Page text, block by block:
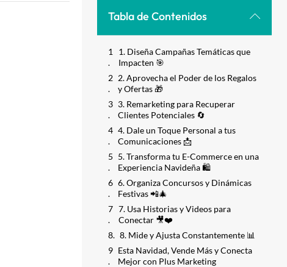
Tabla de Contenidos
1. Diseña Campañas Temáticas que
Impacten 🎯
2. Aprovecha el Poder de los Regalos
y Ofertas 🎁
3. Remarketing para Recuperar
Clientes Potenciales 🔄
4. Dale un Toque Personal a tus
Comunicaciones 📩
5. Transforma tu E-Commerce en una
Experiencia Navideña 🛍️
6. Organiza Concursos y Dinámicas
Festivas 📲🎄
7. Usa Historias y Videos para
Conectar 🎥❤️
8. Mide y Ajusta Constantemente 📊
Esta Navidad, Vende Más y Conecta
Mejor con Plus Marketing